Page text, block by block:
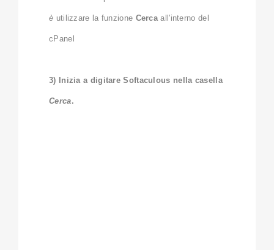
è utilizzare la funzione Cercaall'interno del
cPanel
3) Inizia a digitare Softaculous nella casella
Cerca.